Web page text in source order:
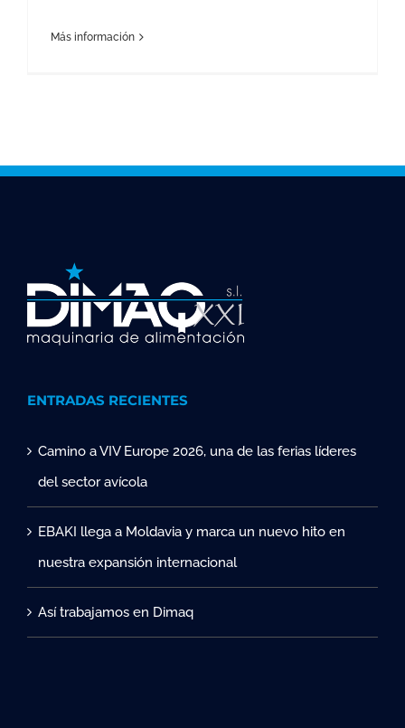
Más información
ENTRADAS RECIENTES
Camino a VIV Europe 2026, una de las ferias líderes
del sector avícola
EBAKI llega a Moldavia y marca un nuevo hito en
nuestra expansión internacional
Así trabajamos en Dimaq